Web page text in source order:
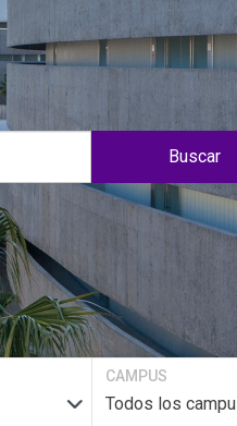
Buscar
CAMPUS